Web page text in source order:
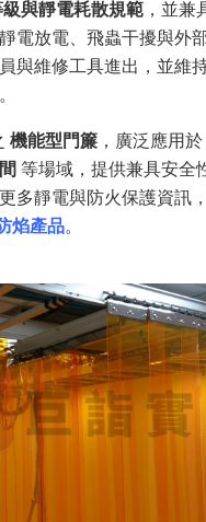
與靜電耗散規範 ，並兼
電放電、飛蟲干擾與外
與維修工具進出，並維
機能型門簾 ，廣泛應用於
等場域，提供兼具安全
多靜電與防火保護資訊
焰產品。